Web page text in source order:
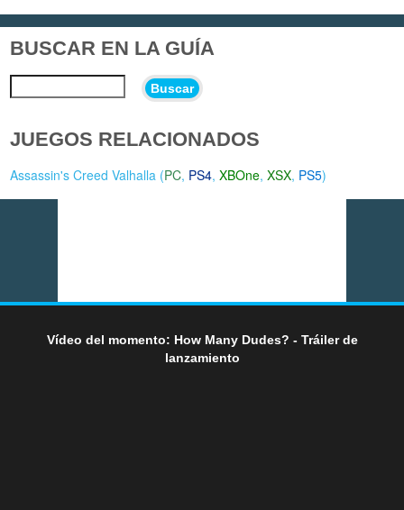
BUSCAR EN LA GUÍA
Buscar
JUEGOS RELACIONADOS
Assassin's Creed Valhalla (PC, PS4,XBOne,XSX, PS5)
Vídeo del momento: How Many Dudes? - Tráiler de
lanzamiento